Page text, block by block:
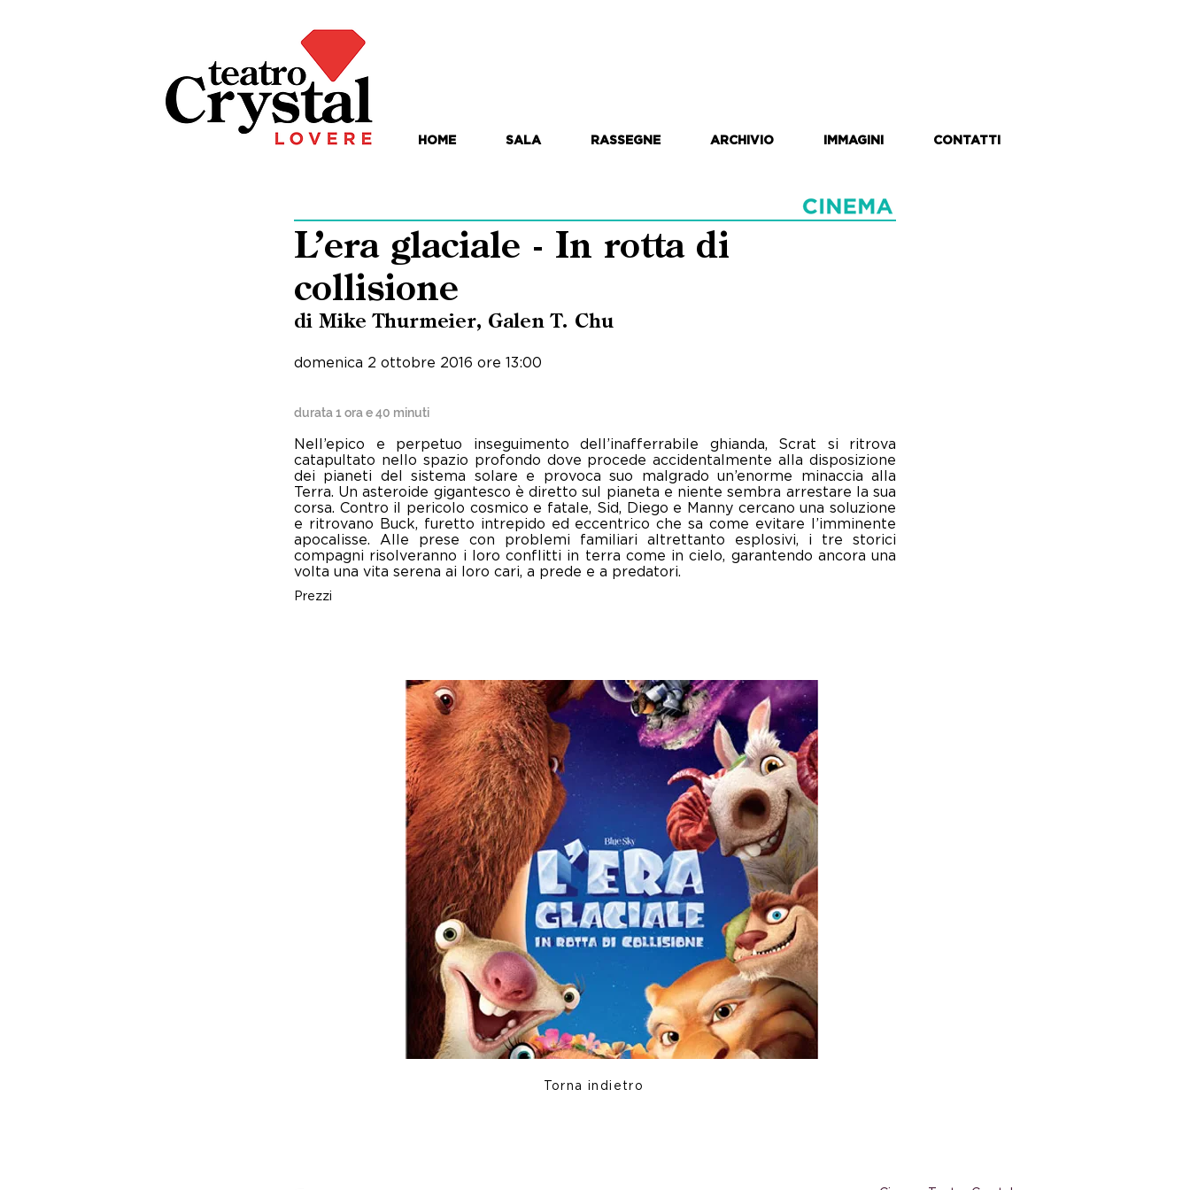
HOME SALA RASSEGNE ARCHIVIO IMMAGINI CONTATTI
L’era glaciale - In rotta di
collisione
di Mike Thurmeier, Galen T. Chu
domenica 2 ottobre 2016 ore 13:00
durata 1 ora e 40 minuti
Nell’epico e perpetuo inseguimento dell’inafferrabile ghianda, Scrat si ritrova
catapultato nello spazio profondo dove procede accidentalmente alla disposizione
dei pianeti del sistema solare e provoca suo malgrado un’enorme minaccia alla
Terra. Un asteroide gigantesco è diretto sul pianeta e niente sembra arrestare la sua
corsa. Contro il pericolo cosmico e fatale, Sid, Diego e Manny cercano una soluzione
e ritrovano Buck, furetto intrepido ed eccentrico che sa come evitare l’imminente
apocalisse. Alle prese con problemi familiari altrettanto esplosivi, i tre storici
compagni risolveranno i loro conflitti in terra come in cielo, garantendo ancora una
volta una vita serena ai loro cari, a prede e a predatori.
Prezzi
Torna indietro